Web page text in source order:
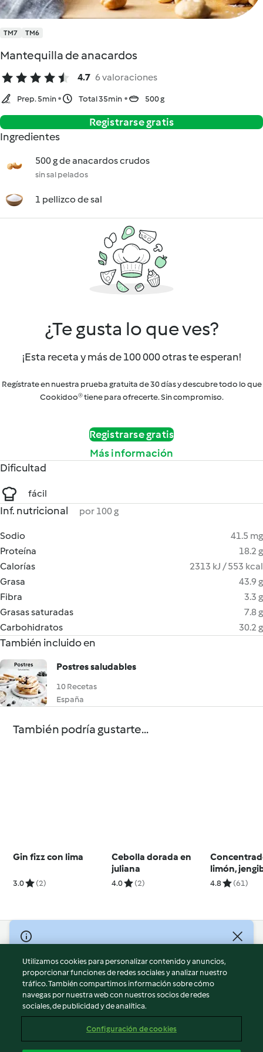
TM7 TM6
Mantequilla de anacardos
4.7 6 valoraciones
Prep. 5min Total 35min 500 g
Registrarse gratis
Ingredientes
500 g de anacardos crudos
sin sal pelados
1 pellizco de sal
¿Te gusta lo que ves?
¡Esta receta y más de 100 000 otras te esperan!
Regístrate en nuestra prueba gratuita de 30 días y descubre todo lo que
Cookidoo® tiene para ofrecerte. Sin compromiso.
Registrarse gratis
Más información
Dificultad
fácil
Inf. nutricional por 100 g
Sodio
41.5 mg
Proteína
18.2 g
Calorías
2313 kJ / 553 kcal
Grasa
43.9 g
Fibra
3.3 g
Grasas saturadas
7.8 g
Carbohidratos
30.2 g
También incluido en
Postres saludables
10 Recetas
España
También podría gustarte...
Gin fizz con lima
3.0 (2)
Cebolla dorada en
juliana
4.0 (2)
limón,
cúrcuma y
4.8 (61)
© Copyright 2026
Términos de uso
Política de privacidad
Aviso legal
Información legal
Reportar contenido
Utilizamos cookies para personalizar contenido y anuncios,
proporcionar funciones de redes sociales y analizar nuestro
tráfico. También compartimos información sobre cómo
navegas por nuestra web con nuestros socios de redes
sociales, de publicidad y de analítica.
Configuración de cookies